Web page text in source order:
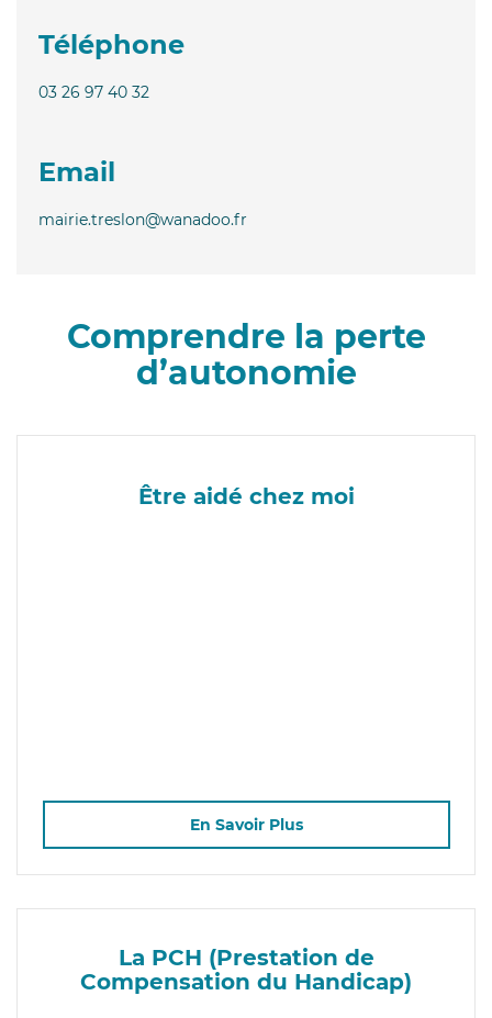
Téléphone
03 26 97 40 32
Email
mairie.treslon@wanadoo.fr
Comprendre la perte
d’autonomie
Être aidé chez moi
En Savoir Plus
La PCH (Prestation de
Compensation du Handicap)